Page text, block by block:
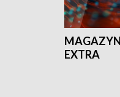
EXTRA